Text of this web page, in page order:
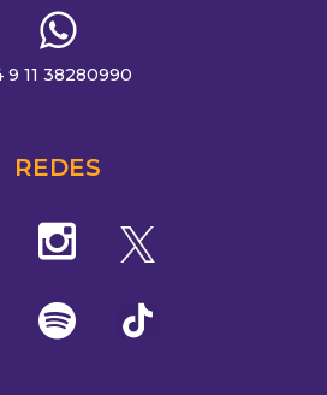
9 11 38280990
REDES